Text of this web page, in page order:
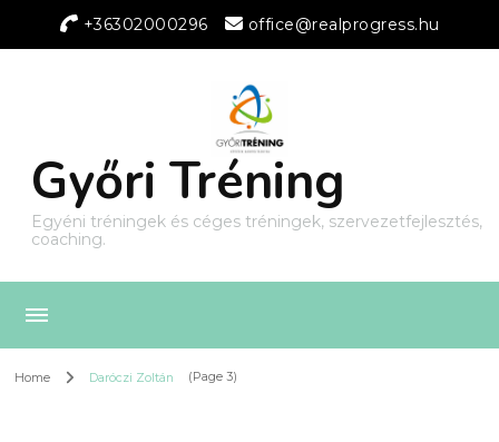
+36302000296 office@realprogress.hu
Győri Tréning
Egyéni tréningek és céges tréningek, szervezetfejlesztés,
coaching.
Home Daróczi Zoltán (Page 3)